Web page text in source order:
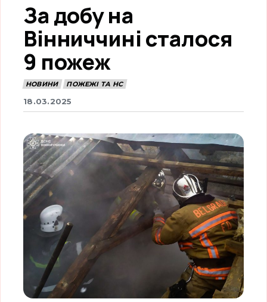
За добу на
Вінниччині сталося
9 пожеж
НОВИНИ ПОЖЕЖІ ТА НС
18.03.2025